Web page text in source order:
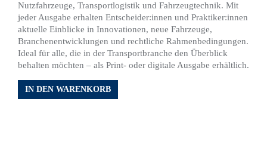
Nutzfahrzeuge, Transportlogistik und Fahrzeugtechnik. Mit
jeder Ausgabe erhalten Entscheider:innen und Praktiker:innen
aktuelle Einblicke in Innovationen, neue Fahrzeuge,
Branchenentwicklungen und rechtliche Rahmenbedingungen.
Ideal für alle, die in der Transportbranche den Überblick
behalten möchten – als Print- oder digitale Ausgabe erhältlich.
IN DEN WARENKORB